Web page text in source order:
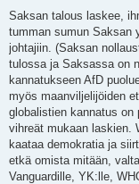
Saksan talous laskee,
tumman sumun Saksan
johtajiin. (Saksan
tulossa ja Saksassa on
kannatukseen AfD
myös maanviljelijöiden
globalistien kannatus on
vihreät mukaan laskien.
kaataa demokratia ja
etkä omista mitään,
Vanguardille, YK:lle,